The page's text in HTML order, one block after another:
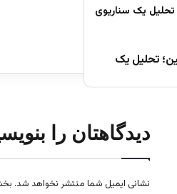
تحلیل یک
دیدگاهتان را
نشانی ایمیل شما منتشر نخواهد شد.